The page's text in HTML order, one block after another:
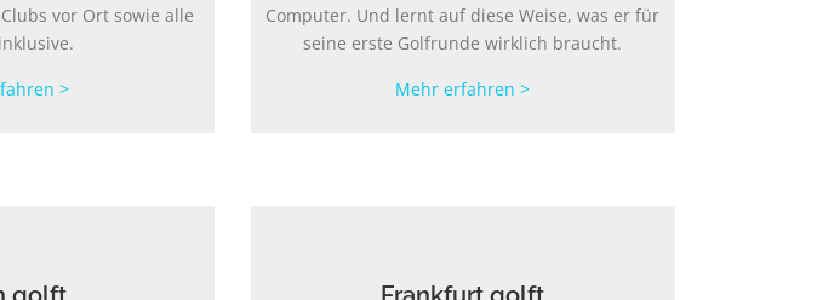
vor Ort sowie alle
>
Computer. Und lernt auf diese Weise, was er für
seine erste Golfrunde wirklich braucht.
Mehr erfahren >